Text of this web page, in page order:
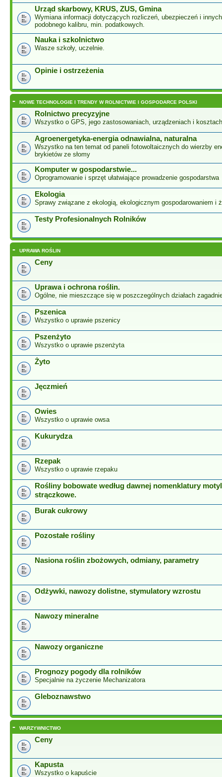
Urząd skarbowy, KRUS, ZUS, Gmina
Wymiana informacji dotyczących rozliczeń, ubezpieczeń i
podobnego kalibru, min. podatkowych.
Nauka i szkolnictwo
Wasze szkoły, uczelnie.
Opinie i ostrzeżenia
- NOWE TECHNOLOGIE I TRENDY W ROLNICTWIE I GOSPODARCE POLSKI
Rolnictwo precyzyjne
Wszystko o GPS, jego zastosowaniach, urządzeniach i kosztach
Agroenergetyka-energia odnawialna, naturalna
Wszystko na ten temat od paneli fotowoltaicznych do wierzby
brykietów ze słomy
Komputer w gospodarstwie...
Oprogramowanie i sprzęt ułatwiające prowadzenie gospodarstwa
Ekologia
Sprawy związane z ekologią, ekologicznym gospodarowaniem i
Testy Profesionalnych Rolników
- UPRAWA ROŚLIN
Ceny
Uprawa i ochrona roślin.
Ogólne, nie mieszczące się w poszczególnych działach
Pszenica
Wszystko o uprawie pszenicy
Pszenżyto
Wszystko o uprawie pszenżyta
Żyto
Jęczmień
Owies
Wszystko o uprawie owsa
Kukurydza
Rzepak
Wszystko o uprawie rzepaku
Rośliny bobowate według dawnej nomenklatury
strączkowe.
Burak cukrowy
Pozostałe rośliny
Nasiona roślin zbożowych, odmiany, parametry
Odżywki, nawozy dolistne, stymulatory wzrostu
Nawozy mineralne
Nawozy organiczne
Prognozy pogody dla rolników
Specjalnie na życzenie Mechanizatora
Gleboznawstwo
- WARZYWNICTWO
Ceny
Kapusta
Wszystko o kapuście